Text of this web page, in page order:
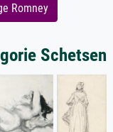
Romney
Schetsen